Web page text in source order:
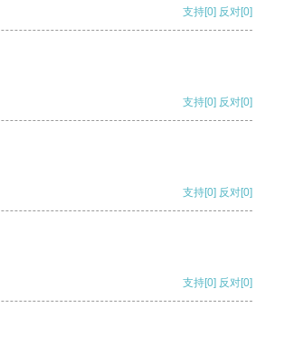
支持[0] 反对[0]
支持[0] 反对[0]
支持[0] 反对[0]
支持[0] 反对[0]